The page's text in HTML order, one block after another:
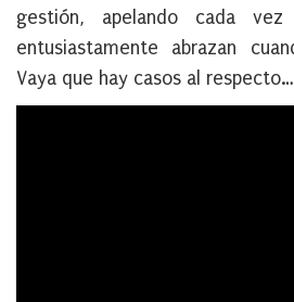
gestión, apelando cada
entusiastamente abrazan
Vaya que hay casos al respecto…